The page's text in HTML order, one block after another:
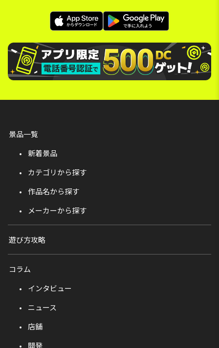
景品一覧
新着景品
カテゴリから探す
作品名から探す
メーカーから探す
遊び方攻略
コラム
インタビュー
ニュース
店舗
開発